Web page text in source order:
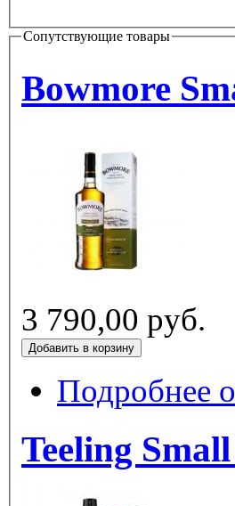
Сопутствующие товары
Bowmore
3 790,00 руб.
Подробнее
Teeling